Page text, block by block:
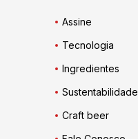
Assine
Tecnologia
Ingredientes
Sustentabilidade
Craft beer